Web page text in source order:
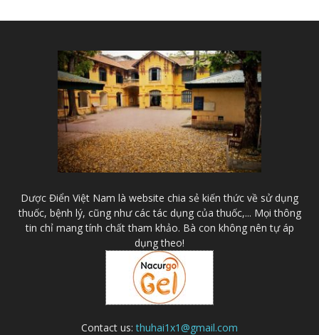
Dược Điển Việt Nam là website chia sẻ kiến thức về sử dụng
thuốc, bệnh lý, cũng như các tác dụng của thuốc,... Mọi thông
tin chỉ mang tính chất tham khảo. Bà con không nên tự áp
dụng theo!
Contact us:thuhai1x1@gmail.com